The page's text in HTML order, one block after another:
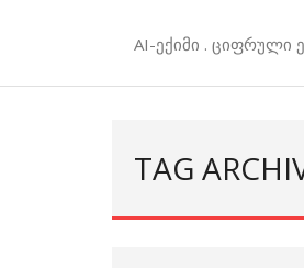
AI-ექიმი . ციფრული
TAG